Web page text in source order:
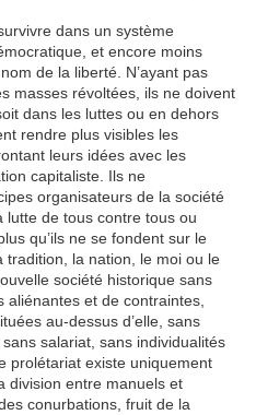
dans un système
et encore moins
de la liberté. N’ayant pas
masses révoltées, ils ne doivent
dans les luttes ou en dehors
rendre plus visibles les
leurs idées avec les
capitaliste. Ils ne
organisateurs de la société
lutte de tous contre tous ou
qu’ils ne se fondent sur le
tradition, la nation, le moi ou le
société historique sans
et de contraintes,
au-dessus d’elle, sans
salariat, sans individualités
prolétariat existe uniquement
division entre manuels et
conurbations, fruit de la